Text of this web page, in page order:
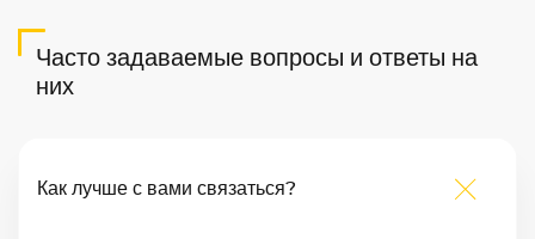
Часто задаваемые вопросы и ответы на
них
Как лучше с вами связаться?